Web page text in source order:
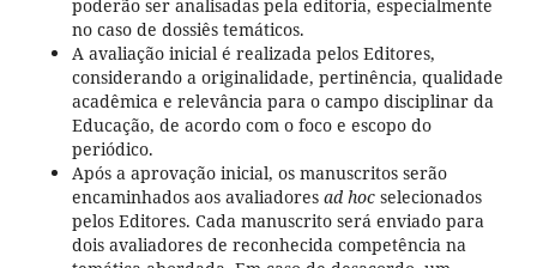
poderão ser analisadas pela editoria, especialmente
no caso de dossiês temáticos.
A avaliação inicial é realizada pelos Editores,
considerando a originalidade, pertinência, qualidade
acadêmica e relevância para o campo disciplinar da
Educação, de acordo com o foco e escopo do
periódico.
Após a aprovação inicial, os manuscritos serão
encaminhados aos avaliadores ad hocselecionados
pelos Editores. Cada manuscrito será enviado para
dois avaliadores de reconhecida competência na